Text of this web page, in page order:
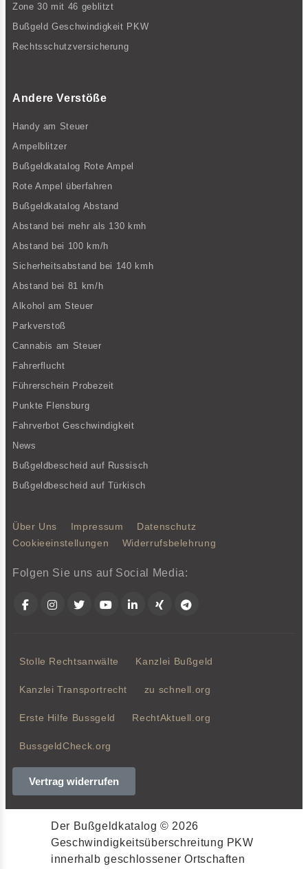
Zone 30 mit 46 geblitzt
Bußgeld Geschwindigkeit PKW
Rechtsschutzversicherung
Andere Verstöße
Handy am Steuer
Ampelblitzer
Bußgeldkatalog Rote Ampel
Rote Ampel überfahren
Bußgeldkatalog Abstand
Abstand bei mehr als 130 kmh
Abstand bei 100 km/h
Sicherheitsabstand bei 140 kmh
Abstand bei 81 km/h
Alkohol am Steuer
Parkverstoß
Cannabis am Steuer
Fahrerflucht
Führerschein Probezeit
Punkte Flensburg
Fahrverbot Geschwindigkeit
News
Bußgeldbescheid auf Russisch
Bußgeldbescheid auf Türkisch
Über Uns Impressum
Datenschutz
Cookieeinstellungen
Widerrufsbelehrung
Folgen Sie uns auf Social Media:
Stolle Rechtsanwälte Kanzlei Bußgeld
Kanzlei Transportrecht zu schnell.org
Erste Hilfe Bussgeld RechtAktuell.org
BussgeldCheck.org
Vertrag widerrufen
Der Bußgeldkatalog © 2026
Geschwindigkeitsüberschreitung PKW
innerhalb geschlossener Ortschaften